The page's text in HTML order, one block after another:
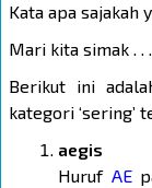
Kata apa sajakah
Mari kita simak . . .
Berikut ini
kategori ‘sering’
aegis
Huruf AE